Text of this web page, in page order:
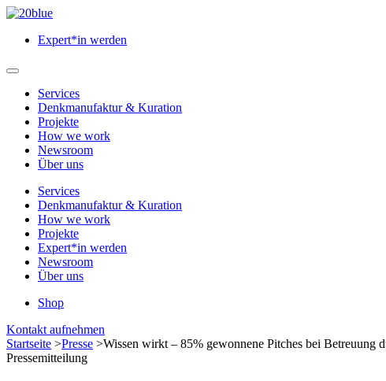
Zum
springenExpert*in werden
Hauptmenü
öffnenServices
Denkmanufaktur & Kuration
Projekte
How we work
Newsroom
Über uns
Services
Denkmanufaktur & Kuration
How we work
Projekte
Expert*in werden
Newsroom
Über uns
Shop
Menü
schließen
Kontakt aufnehmen
Startseite >Presse >Wissen wirkt – 85% gewonnene Pitches bei Betreuung
Pressemitteilung